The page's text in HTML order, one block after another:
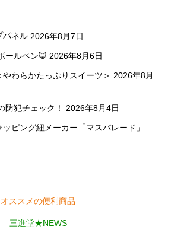
パネル 2026年8月7日
ールペン🦊 2026年8月6日
わらかたっぷりスイーツ＞ 2026年8月
防犯チェック！
2026年8月4日
ピング紐メーカー「マスパレード」
オススメの便利商品
三進堂★NEWS